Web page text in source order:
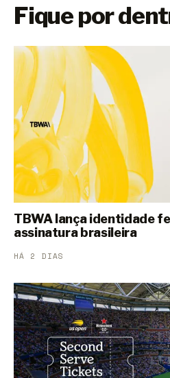
Fique por
TBWA lança identidade
assinatura brasileira
HÁ 2 DIAS